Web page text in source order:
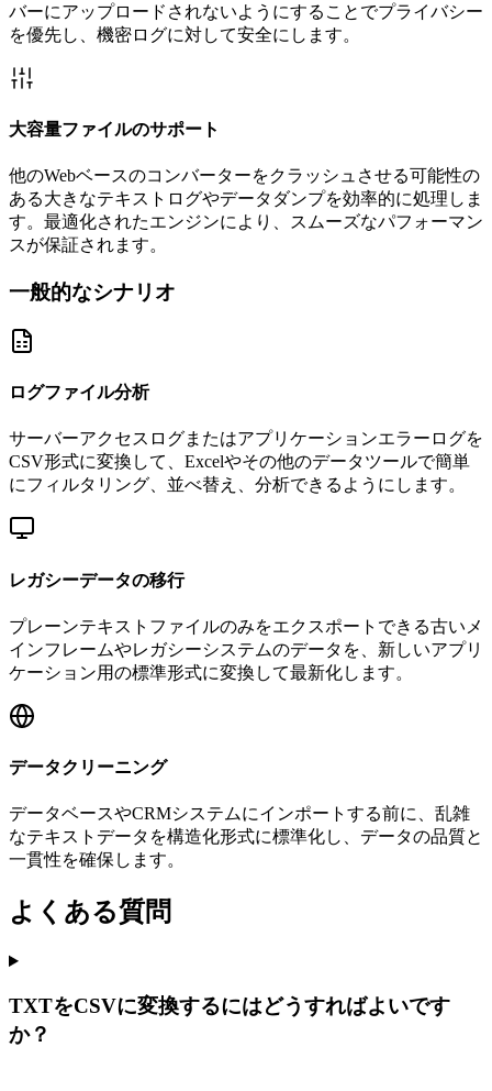
バーにアップロードされないようにすることでプライバシー
を優先し、機密ログに対して安全にします。
大容量ファイルのサポート
他のWebベースのコンバーターをクラッシュさせる可能性の
ある大きなテキストログやデータダンプを効率的に処理しま
す。最適化されたエンジンにより、スムーズなパフォーマン
スが保証されます。
一般的なシナリオ
ログファイル分析
サーバーアクセスログまたはアプリケーションエラーログを
CSV形式に変換して、Excelやその他のデータツールで簡単
にフィルタリング、並べ替え、分析できるようにします。
レガシーデータの移行
プレーンテキストファイルのみをエクスポートできる古いメ
インフレームやレガシーシステムのデータを、新しいアプリ
ケーション用の標準形式に変換して最新化します。
データクリーニング
データベースやCRMシステムにインポートする前に、乱雑
なテキストデータを構造化形式に標準化し、データの品質と
一貫性を確保します。
よくある質問
TXTをCSVに変換するにはどうすればよいです
か？